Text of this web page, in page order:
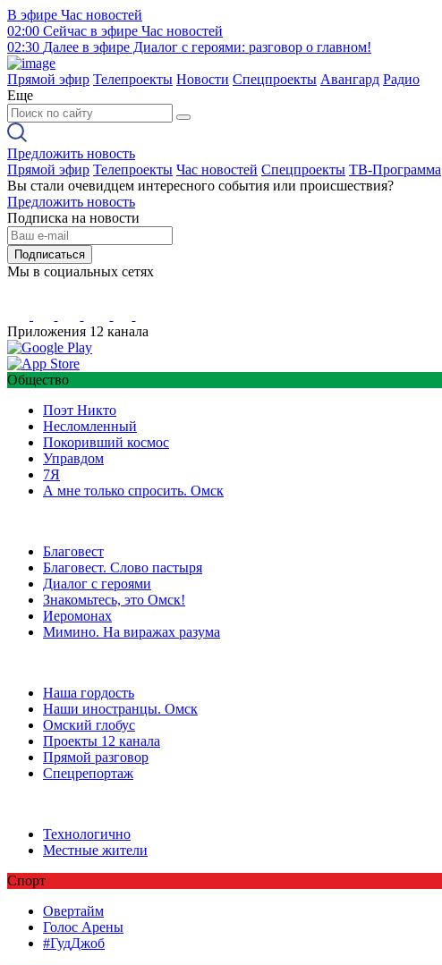
В эфире Час новостей
02:00 Сейчас в эфире Час новостей
02:30 Далее в эфире Диалог с героями: разговор о главном!
Прямой эфир Телепроекты Новости Спецпроекты Авангард Радио
Еще
Предложить новость
Прямой эфир Телепроекты Час новостей Спецпроекты ТВ-Программа
Вы стали очевидцем интересного события или происшествия?
Предложить новость
Подписка на новости
Подписаться
Мы в социальных сетях
Приложения 12 канала
Общество
Поэт Никто
Несломленный
Покоривший космос
Управдом
7Я
А мне только спросить. Омск
Благовест
Благовест. Слово пастыря
Диалог с героями
Знакомьтесь, это Омск!
Иеромонах
Мимино. На виражах разума
Наша гордость
Наши иностранцы. Омск
Омский глобус
Проекты 12 канала
Прямой разговор
Спецрепортаж
Технологично
Местные жители
Спорт
Овертайм
Голос Арены
#ГудДжоб